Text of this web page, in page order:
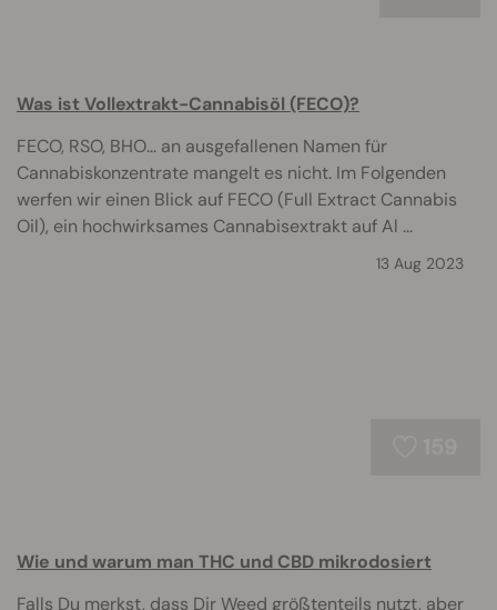
Was ist Vollextrakt-Cannabisöl (FECO)?
FECO, RSO, BHO... an ausgefallenen Namen für
Cannabiskonzentrate mangelt es nicht. Im Folgenden
werfen wir einen Blick auf FECO (Full Extract Cannabis
Oil), ein hochwirksames Cannabisextrakt auf Al ...
13 Aug 2023
Wie und warum man THC und CBD mikrodosiert
Falls Du merkst, dass Dir Weed größtenteils nutzt, aber